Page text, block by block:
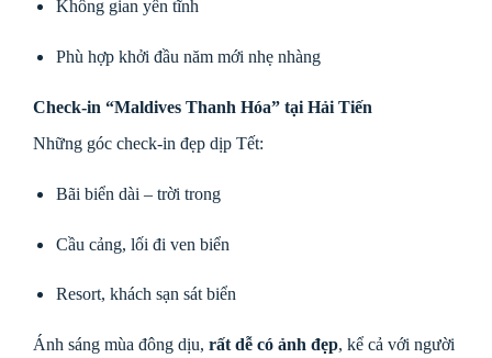
Không gian yên tĩnh
Phù hợp khởi đầu năm mới nhẹ nhàng
Check-in “Maldives Thanh Hóa” tại Hải Tiến
Những góc check-in đẹp dịp Tết:
Bãi biển dài – trời trong
Cầu cảng, lối đi ven biển
Resort, khách sạn sát biển
Ánh sáng mùa đông dịu, rất dễ có ảnh đẹp, kể cả với người